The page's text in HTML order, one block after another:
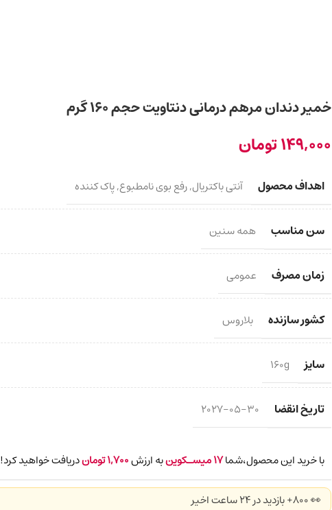
خمیر دندان مرهم درمانی دنتاویت حجم ۱۶۰ گرم
149,000تومان
اهداف محصول آنتی باکتریال,رفع بوی نامطبوع,پاک کننده
سن مناسب همه سنین
زمان مصرف عمومی
کشور سازنده بلاروس
سایز 160g
تاریخ انقضا 2027-05-30
با خرید این محصول،شما17میسـکوینبه ارزش1,700توماندریافت خواهید کرد!
👀 800+ بازدید در ۲۴ ساعت اخیر